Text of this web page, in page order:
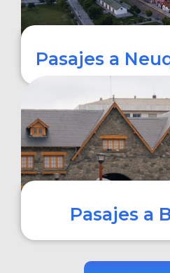
Pasajes a
Pasajes a